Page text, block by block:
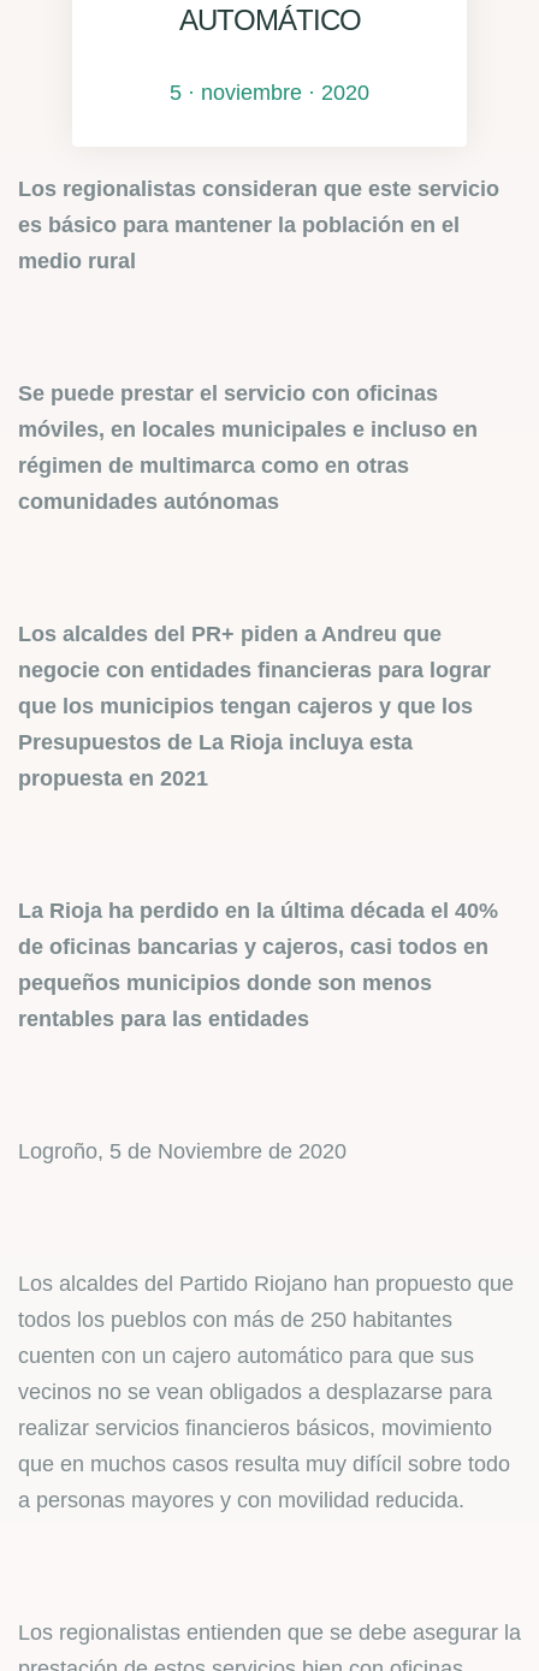
AUTOMÁTICO
5 · noviembre · 2020
Los regionalistas consideran que este servicio
es básico para mantener la población en el
medio rural
Se puede prestar el servicio con oficinas
móviles, en locales municipales e incluso en
régimen de multimarca como en otras
comunidades autónomas
Los alcaldes del PR+ piden a Andreu que
negocie con entidades financieras para lograr
que los municipios tengan cajeros y que los
Presupuestos de La Rioja incluya esta
propuesta en 2021
La Rioja ha perdido en la última década el 40%
de oficinas bancarias y cajeros, casi todos en
pequeños municipios donde son menos
rentables para las entidades
Logroño, 5 de Noviembre de 2020
Los alcaldes del Partido Riojano han propuesto que
todos los pueblos con más de 250 habitantes
cuenten con un cajero automático para que sus
vecinos no se vean obligados a desplazarse para
realizar servicios financieros básicos, movimiento
que en muchos casos resulta muy difícil sobre todo
a personas mayores y con movilidad reducida.
Los regionalistas entienden que se debe asegurar la